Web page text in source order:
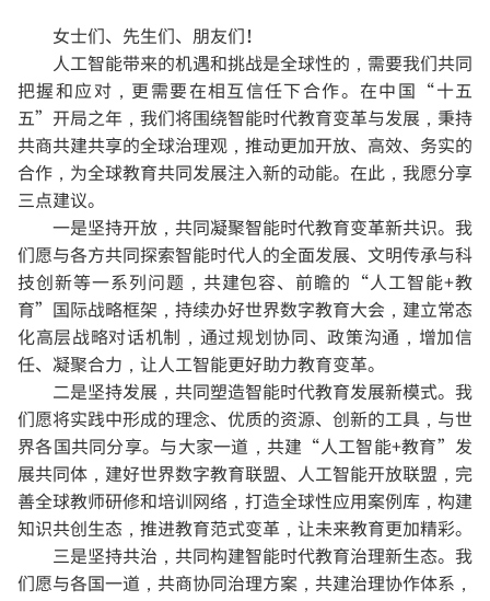
女士们、先生们、朋友们！
人工智能带来的机遇和挑战是全球性的，需要我们共同
把握和应对，更需要在相互信任下合作。在中国“十五
五”开局之年，我们将围绕智能时代教育变革与发展，秉持
共商共建共享的全球治理观，推动更加开放、高效、务实的
合作，为全球教育共同发展注入新的动能。在此，我愿分享
三点建议。
一是坚持开放，共同凝聚智能时代教育变革新共识。 我
们愿与各方共同探索智能时代人的全面发展、文明传承与科
技创新等一系列问题，共建包容、前瞻的“人工智能+教
育”国际战略框架，持续办好世界数字教育大会，建立常态
化高层战略对话机制，通过规划协同、政策沟通，增加信
任、凝聚合力，让人工智能更好助力教育变革。
二是坚持发展，共同塑造智能时代教育发展新模式。 我
们愿将实践中形成的理念、优质的资源、创新的工具，与世
界各国共同分享。与大家一道，共建“人工智能+教育”发
展共同体，建好世界数字教育联盟、人工智能开放联盟，完
善全球教师研修和培训网络，打造全球性应用案例库，构建
知识共创生态，推进教育范式变革，让未来教育更加精彩。
三是坚持共治，共同构建智能时代教育治理新生态。 我
们愿与各国一道，共商协同治理方案，共建治理协作体系，